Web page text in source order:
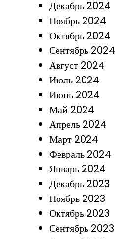
Декабрь 2024
Ноябрь 2024
Октябрь 2024
Сентябрь 2024
Август 2024
Июль 2024
Июнь 2024
Май 2024
Апрель 2024
Март 2024
Февраль 2024
Январь 2024
Декабрь 2023
Ноябрь 2023
Октябрь 2023
Сентябрь 2023